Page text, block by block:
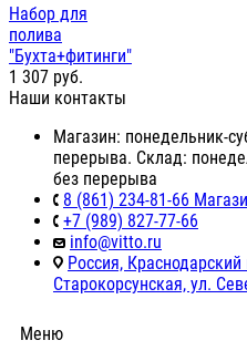
Набор для
полива
"Бухта+фитинги"
1 307 руб.
Наши контакты
Магазин: понедельник-
перерыва. Склад:
без перерыва
8 (861) 234-81-66
+7 (989) 827-77-66
info@vitto.ru
Россия,
Старокорсунская, ул.
Меню